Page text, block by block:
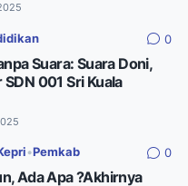
0
Suara: Suara Doni,
001 Sri Kuala
•Pemkab 0
Ada Apa ?Akhirnya